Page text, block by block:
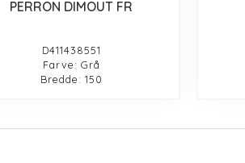
PERRON DIMOUT FR
D411438551
Farve: Grå
Bredde: 150